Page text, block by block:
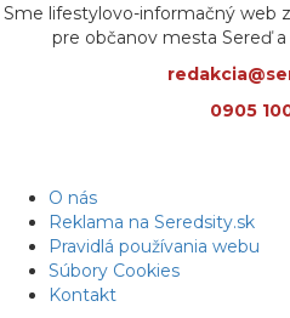
Sme lifestylovo-informačný web
pre občanov mesta Sereď
0905
O nás
Reklama na Seredsity.sk
Pravidlá používania webu
Súbory Cookies
Kontakt